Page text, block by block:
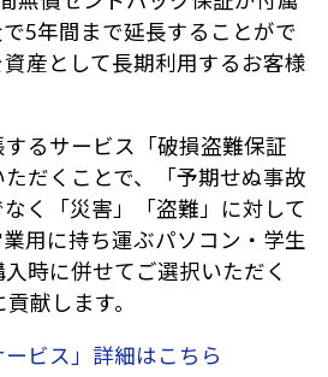
5年間まで延長することがで
産として長期利用するお客様
るサービス「破損盗難保証
だくことで、「予期せぬ事故
く「災害」「盗難」に対して
用に持ち運ぶパソコン・学生
時に併せてご選択いただく
献します。
ビス」詳細はこちら